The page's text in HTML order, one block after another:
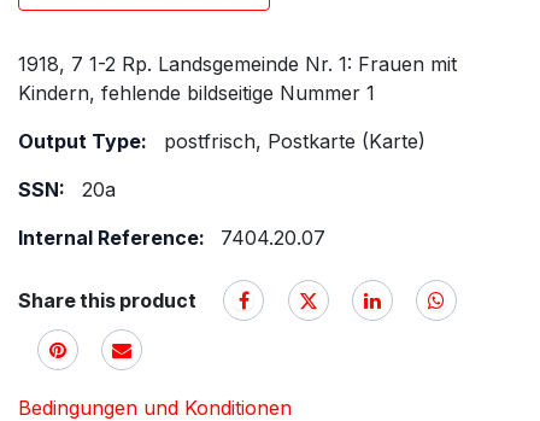
1918, 7 1-2 Rp. Landsgemeinde Nr. 1: Frauen mit
Kindern, fehlende bildseitige Nummer 1
Output Type:
postfrisch, Postkarte (Karte)
SSN:
20a
Internal Reference:
7404.20.07
Share this product
Bedingungen und Konditionen